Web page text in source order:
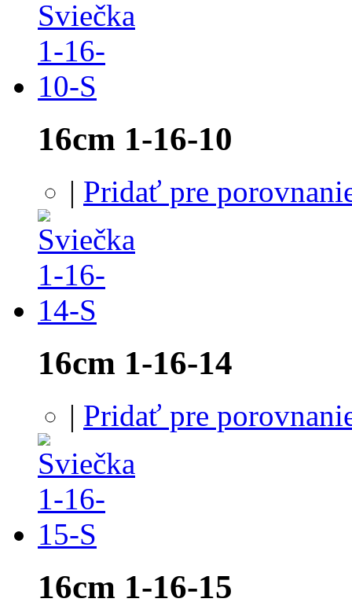
16cm 1-16-10
| Pridať pre
16cm 1-16-14
| Pridať pre
16cm 1-16-15